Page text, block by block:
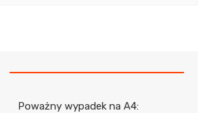
Poważny wypadek na A4: